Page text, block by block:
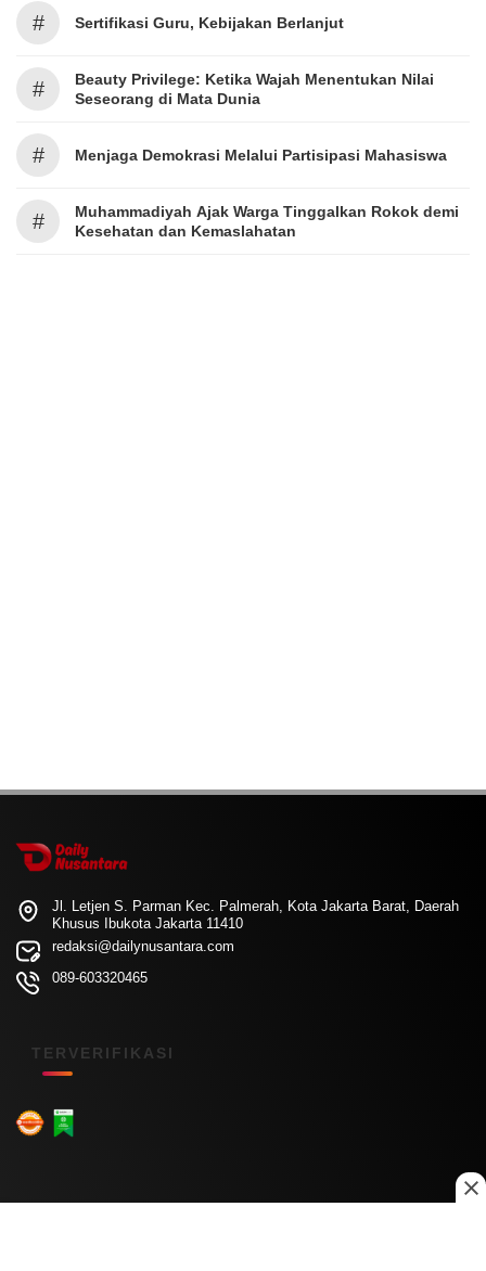
# Sertifikasi Guru, Kebijakan Berlanjut
#
Beauty Privilege: Ketika Wajah Menentukan Nilai
Seseorang di Mata Dunia
# Menjaga Demokrasi Melalui Partisipasi Mahasiswa
#
Muhammadiyah Ajak Warga Tinggalkan Rokok demi
Kesehatan dan Kemaslahatan
Jl. Letjen S. Parman Kec. Palmerah, Kota Jakarta Barat, Daerah
Khusus Ibukota Jakarta 11410
redaksi@dailynusantara.com
089-603320465
TERVERIFIKASI